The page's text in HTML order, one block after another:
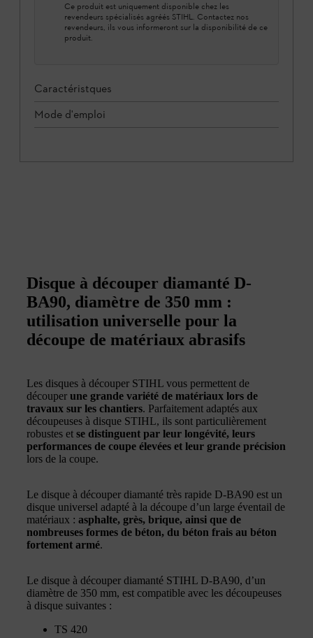
Ce produit est uniquement disponible chez les
revendeurs spécialisés agréés STIHL. Contactez nos
revendeurs, ils vous informeront sur la disponibilité de ce
produit.
Caractéristques
Mode d'emploi
Disque à découper diamanté D-
BA90, diamètre de 350 mm :
utilisation universelle pour la
découpe de matériaux abrasifs
Les disques à découper STIHL vous permettent de
découper une grande variété de matériaux lors de
travaux sur les chantiers. Parfaitement adaptés aux
découpeuses à disque STIHL, ils sont particulièrement
robustes et se distinguent par leur longévité, leurs
performances de coupe élevées et leur grande précision
lors de la coupe.
Le disque à découper diamanté très rapide D-BA90 est un
disque universel adapté à la découpe d’un large éventail de
matériaux : asphalte, grès, brique, ainsi que de
nombreuses formes de béton, du béton frais au béton
fortement armé.
Le disque à découper diamanté STIHL D-BA90, d’un
diamètre de 350 mm, est compatible avec les découpeuses
à disque suivantes :
TS 420